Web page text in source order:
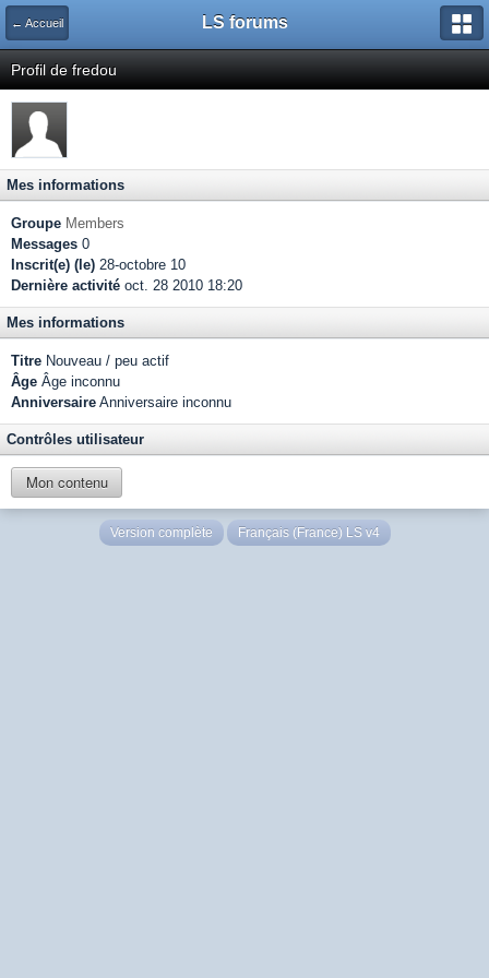
← Accueil LS forums
Profil de fredou
Mes informations
Groupe Members
Messages 0
Inscrit(e) (le) 28-octobre 10
Dernière activité oct. 28 2010 18:20
Mes informations
Titre Nouveau / peu actif
Âge Âge inconnu
Anniversaire Anniversaire inconnu
Contrôles utilisateur
Mon contenu
Version complète Français (France) LS v4